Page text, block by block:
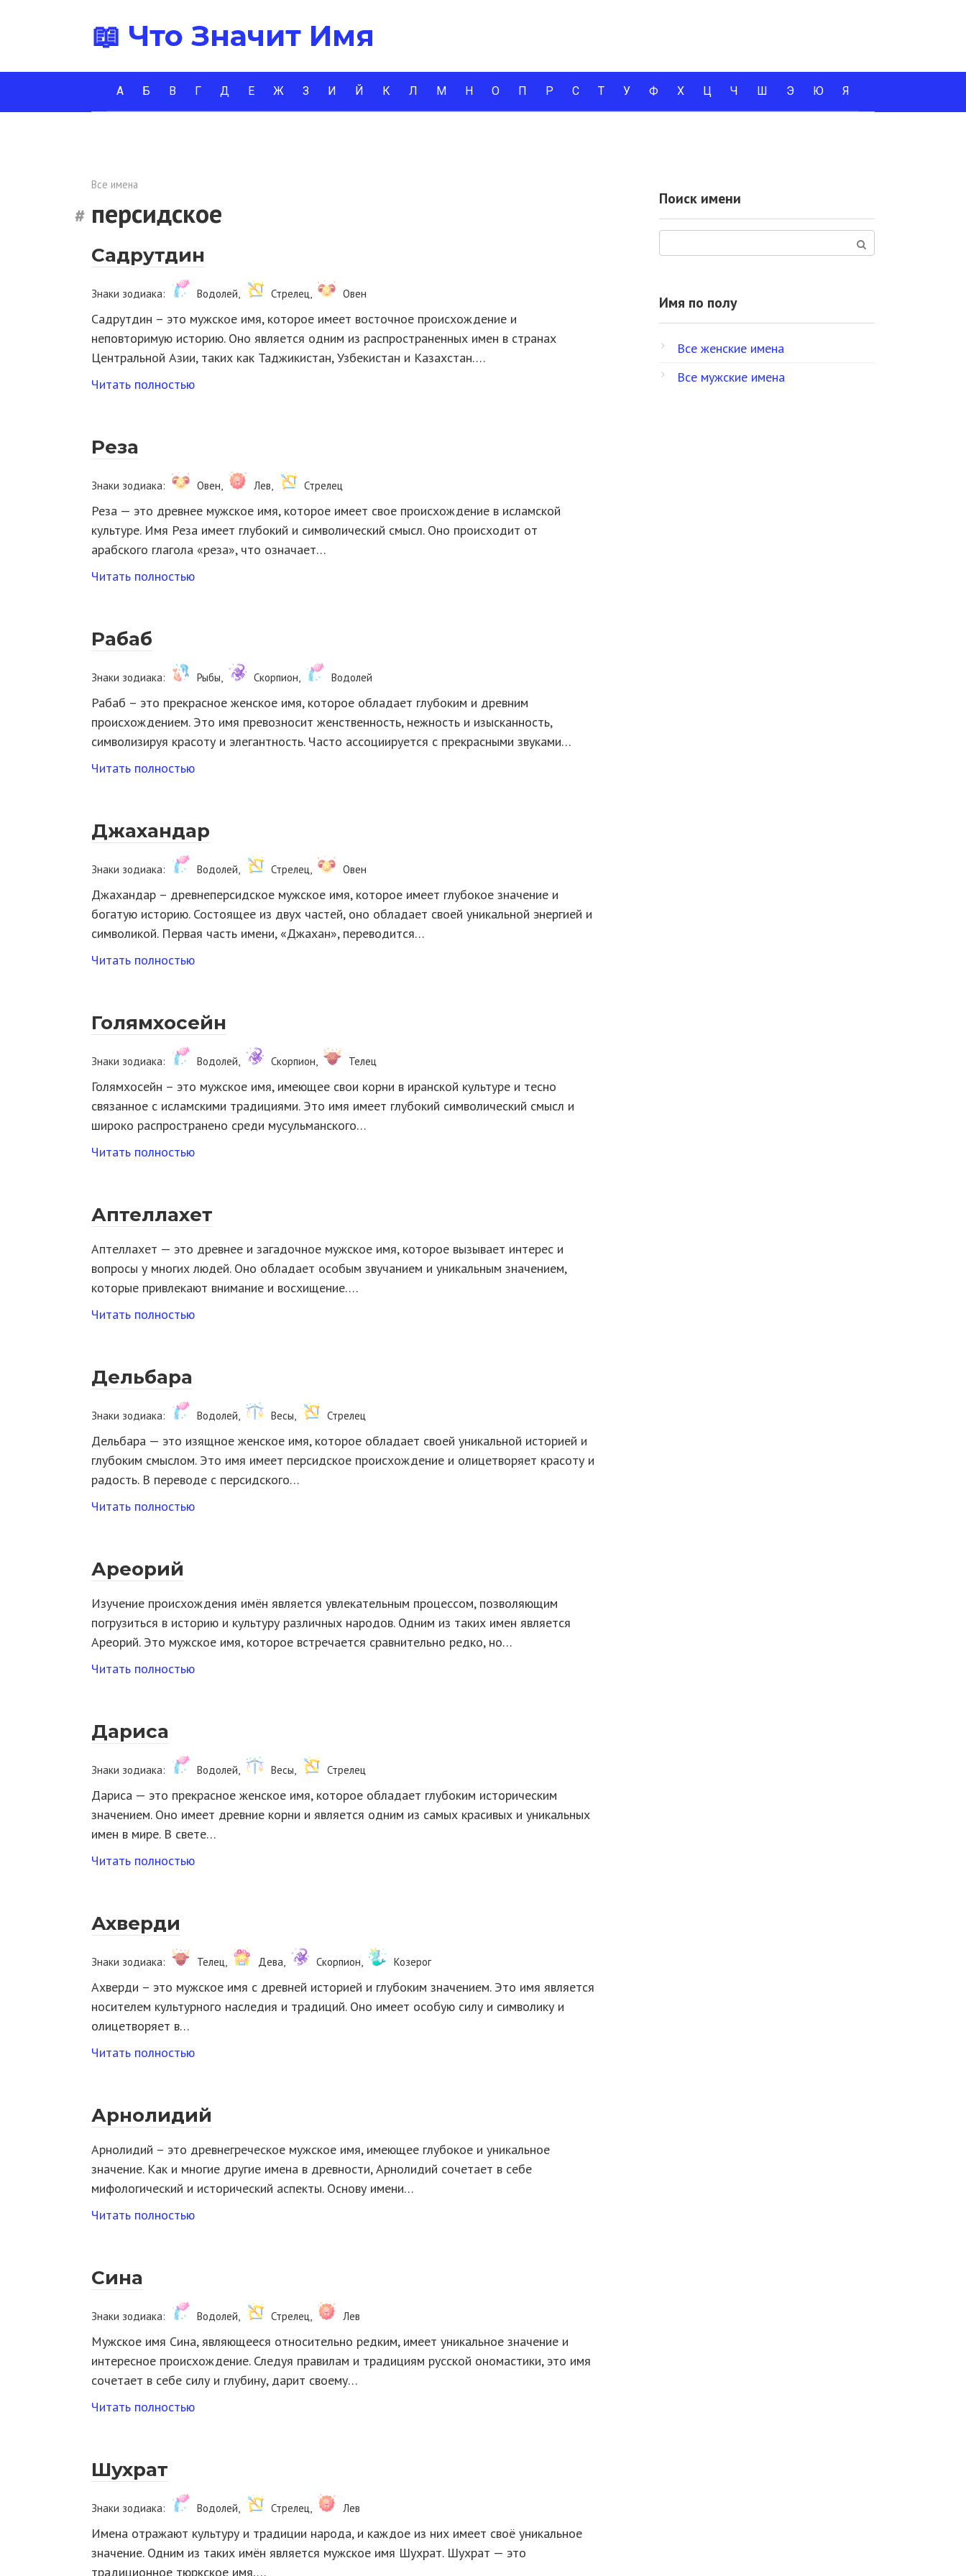
📖 Что Значит Имя
А Б В Г Д Е Ж З И Й К Л М Н О П Р С Т У Ф Х Ц Ч Ш Э Ю Я
Все имена
персидское
Садрутдин
Знаки зодиака: Водолей, Стрелец, Овен
Садрутдин – это мужское имя, которое имеет восточное происхождение и
неповторимую историю. Оно является одним из распространенных имен в странах
Центральной Азии, таких как Таджикистан, Узбекистан и Казахстан….
Читать полностью
Реза
Знаки зодиака: Овен, Лев, Стрелец
Реза — это древнее мужское имя, которое имеет свое происхождение в исламской
культуре. Имя Реза имеет глубокий и символический смысл. Оно происходит от
арабского глагола «реза», что означает…
Читать полностью
Рабаб
Знаки зодиака: Рыбы, Скорпион, Водолей
Рабаб – это прекрасное женское имя, которое обладает глубоким и древним
происхождением. Это имя превозносит женственность, нежность и изысканность,
символизируя красоту и элегантность. Часто ассоциируется с прекрасными звуками…
Читать полностью
Джахандар
Знаки зодиака: Водолей, Стрелец, Овен
Джахандар – древнеперсидское мужское имя, которое имеет глубокое значение и
богатую историю. Состоящее из двух частей, оно обладает своей уникальной энергией и
символикой. Первая часть имени, «Джахан», переводится…
Читать полностью
Голямхосейн
Знаки зодиака: Водолей, Скорпион, Телец
Голямхосейн – это мужское имя, имеющее свои корни в иранской культуре и тесно
связанное с исламскими традициями. Это имя имеет глубокий символический смысл и
широко распространено среди мусульманского…
Читать полностью
Аптеллахет
Аптеллахет — это древнее и загадочное мужское имя, которое вызывает интерес и
вопросы у многих людей. Оно обладает особым звучанием и уникальным значением,
которые привлекают внимание и восхищение….
Читать полностью
Дельбара
Знаки зодиака: Водолей, Весы, Стрелец
Дельбара — это изящное женское имя, которое обладает своей уникальной историей и
глубоким смыслом. Это имя имеет персидское происхождение и олицетворяет красоту и
радость. В переводе с персидского…
Читать полностью
Ареорий
Изучение происхождения имён является увлекательным процессом, позволяющим
погрузиться в историю и культуру различных народов. Одним из таких имен является
Ареорий. Это мужское имя, которое встречается сравнительно редко, но…
Читать полностью
Дариса
Знаки зодиака: Водолей, Весы, Стрелец
Дариса — это прекрасное женское имя, которое обладает глубоким историческим
значением. Оно имеет древние корни и является одним из самых красивых и уникальных
имен в мире. В свете…
Читать полностью
Ахверди
Знаки зодиака: Телец, Дева, Скорпион, Козерог
Ахверди – это мужское имя с древней историей и глубоким значением. Это имя является
носителем культурного наследия и традиций. Оно имеет особую силу и символику и
олицетворяет в…
Читать полностью
Арнолидий
Арнолидий – это древнегреческое мужское имя, имеющее глубокое и уникальное
значение. Как и многие другие имена в древности, Арнолидий сочетает в себе
мифологический и исторический аспекты. Основу имени…
Читать полностью
Сина
Знаки зодиака: Водолей, Стрелец, Лев
Мужское имя Сина, являющееся относительно редким, имеет уникальное значение и
интересное происхождение. Следуя правилам и традициям русской ономастики, это имя
сочетает в себе силу и глубину, дарит своему…
Читать полностью
Шухрат
Знаки зодиака: Водолей, Стрелец, Лев
Имена отражают культуру и традиции народа, и каждое из них имеет своё уникальное
значение. Одним из таких имён является мужское имя Шухрат. Шухрат — это
традиционное тюркское имя,…
Поиск имени
Имя по полу
Все женские имена
Все мужские имена